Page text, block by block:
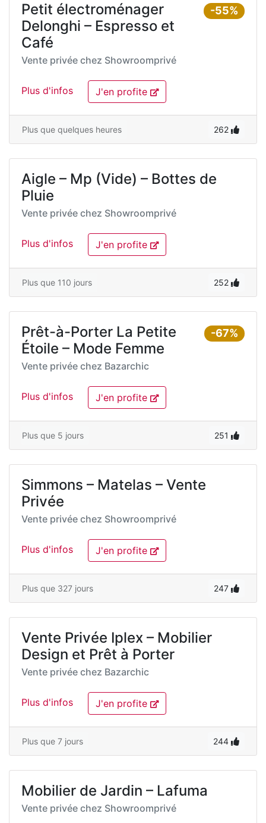
-55%
Petit électroménager
Delonghi – Espresso et
Café
Vente privée chez Showroomprivé
Plus d'infos J'en profite
Plus que quelques heures 262
Aigle – Mp (Vide) – Bottes de
Pluie
Vente privée chez Showroomprivé
Plus d'infos J'en profite
Plus que 110 jours 252
-67%
Prêt-à-Porter La Petite
Étoile – Mode Femme
Vente privée chez Bazarchic
Plus d'infos J'en profite
Plus que 5 jours 251
Simmons – Matelas – Vente
Privée
Vente privée chez Showroomprivé
Plus d'infos J'en profite
Plus que 327 jours 247
Vente Privée Iplex – Mobilier
Design et Prêt à Porter
Vente privée chez Bazarchic
Plus d'infos J'en profite
Plus que 7 jours 244
Mobilier de Jardin – Lafuma
Vente privée chez Showroomprivé